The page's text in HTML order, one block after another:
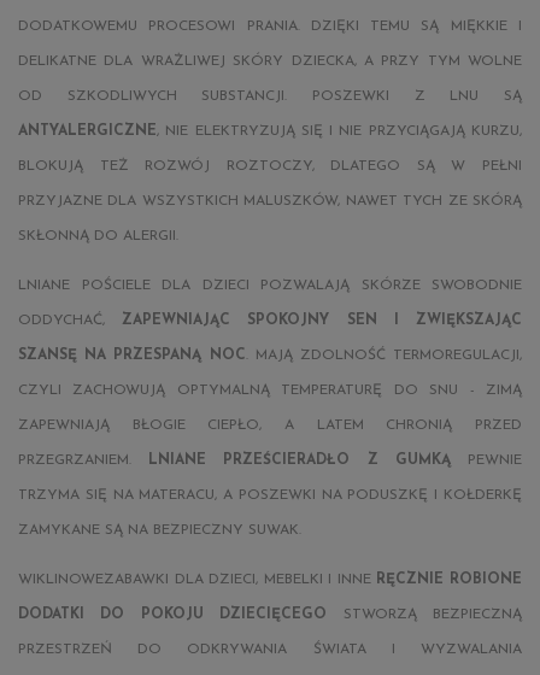
DODATKOWEMU PROCESOWI PRANIA. DZIĘKI TEMU SĄ MIĘKKIE I
DELIKATNE DLA WRAŻLIWEJ SKÓRY DZIECKA, A PRZY TYM WOLNE
OD SZKODLIWYCH SUBSTANCJI. POSZEWKI Z LNU SĄ
ANTYALERGICZNE, NIE ELEKTRYZUJĄ SIĘ I NIE PRZYCIĄGAJĄ KURZU,
BLOKUJĄ TEŻ ROZWÓJ ROZTOCZY, DLATEGO SĄ W PEŁNI
PRZYJAZNE DLA WSZYSTKICH MALUSZKÓW, NAWET TYCH ZE SKÓRĄ
SKŁONNĄ DO ALERGII.
LNIANE POŚCIELE DLA DZIECI POZWALAJĄ SKÓRZE SWOBODNIE
ODDYCHAĆ, ZAPEWNIAJĄC SPOKOJNY SEN I ZWIĘKSZAJĄC
SZANSĘ NA PRZESPANĄ NOC . MAJĄ ZDOLNOŚĆ TERMOREGULACJI,
CZYLI ZACHOWUJĄ OPTYMALNĄ TEMPERATURĘ DO SNU - ZIMĄ
ZAPEWNIAJĄ BŁOGIE CIEPŁO, A LATEM CHRONIĄ PRZED
PRZEGRZANIEM. LNIANE PRZEŚCIERADŁO Z GUMKĄPEWNIE
TRZYMA SIĘ NA MATERACU, A POSZEWKI NA PODUSZKĘ I KOŁDERKĘ
ZAMYKANE SĄ NA BEZPIECZNY SUWAK.
WIKLINOWEZABAWKI DLA DZIECI , MEBELKI I INNE RĘCZNIE ROBIONE
DODATKI DO POKOJU DZIECIĘCEGO STWORZĄ BEZPIECZNĄ
PRZESTRZEŃ DO ODKRYWANIA ŚWIATA I WYZWALANIA